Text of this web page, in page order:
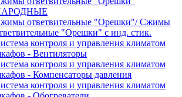
ответвительные "Орешки"/ Сжимы
"Орешки" с инд. стик.
контроля и управления климатом
- Вентиляторы
контроля и управления климатом
- Компенсаторы давления
контроля и управления климатом